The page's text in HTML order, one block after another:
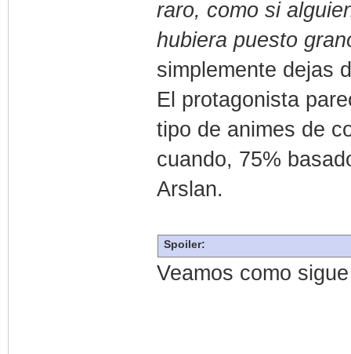
raro, como si
hubiera puesto
simplemente dejas
El protagonista
tipo de animes de
cuando, 75%
Arslan.
Spoiler:
Veamos como